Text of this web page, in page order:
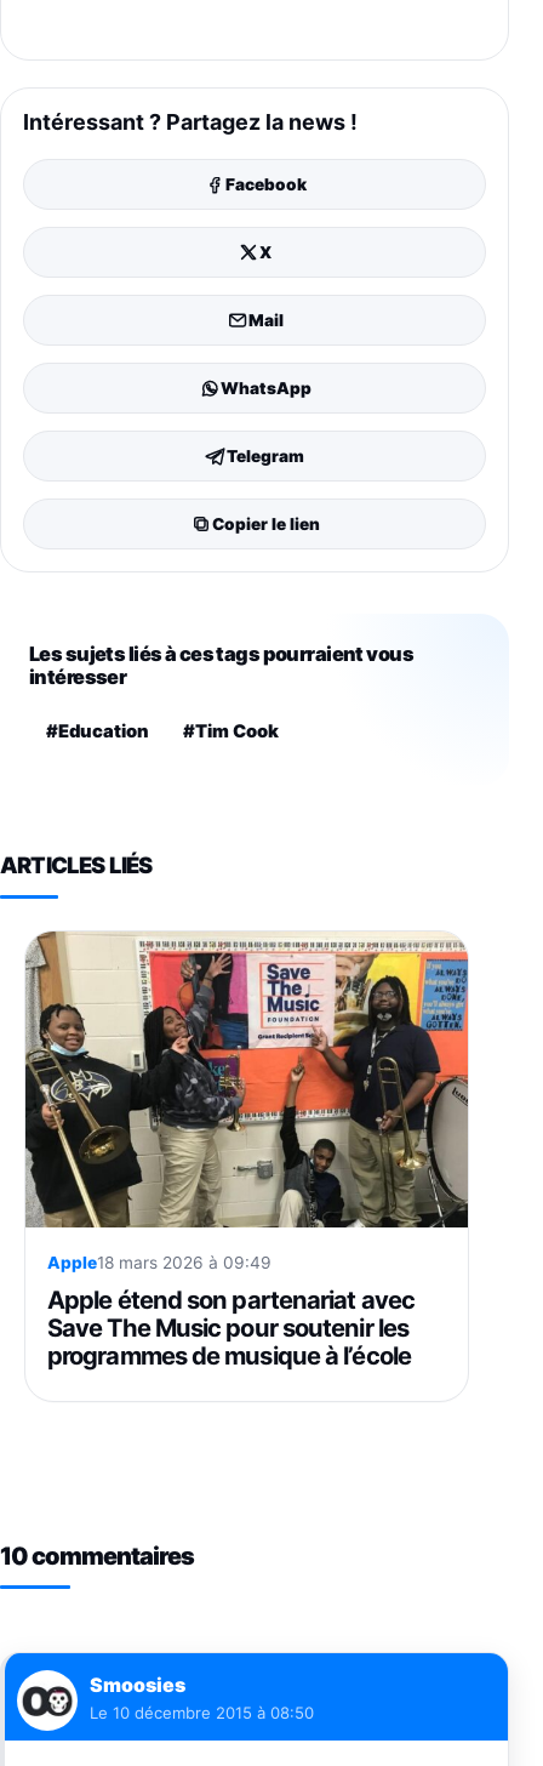
Intéressant ? Partagez la news !
Facebook
X
Mail
WhatsApp
Telegram
Copier le lien
Les sujets liés à ces tags pourraient vous
intéresser
#Education #Tim Cook
ARTICLES LIÉS
Apple18 mars 2026 à 09:49
Apple étend son partenariat avec
Save The Music pour soutenir les
programmes de musique à l’école
10 commentaires
Smoosies
Le 10 décembre 2015 à 08:50